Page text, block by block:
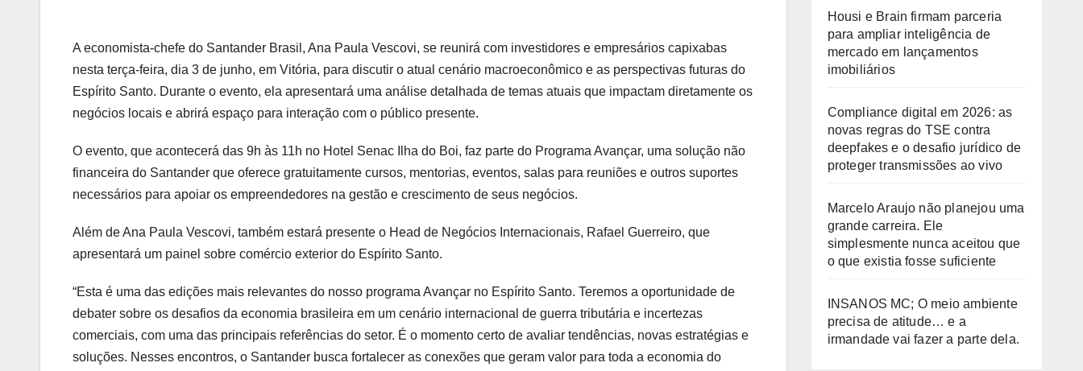
A economista-chefe do Santander Brasil, Ana Paula Vescovi, se reunirá com investidores e empresários capixabas
nesta terça-feira, dia 3 de junho, em Vitória, para discutir o atual cenário macroeconômico e as perspectivas futuras do
Espírito Santo. Durante o evento, ela apresentará uma análise detalhada de temas atuais que impactam diretamente os
negócios locais e abrirá espaço para interação com o público presente.
O evento, que acontecerá das 9h às 11h no Hotel Senac Ilha do Boi, faz parte do Programa Avançar, uma solução não
financeira do Santander que oferece gratuitamente cursos, mentorias, eventos, salas para reuniões e outros suportes
necessários para apoiar os empreendedores na gestão e crescimento de seus negócios.
Além de Ana Paula Vescovi, também estará presente o Head de Negócios Internacionais, Rafael Guerreiro, que
apresentará um painel sobre comércio exterior do Espírito Santo.
“Esta é uma das edições mais relevantes do nosso programa Avançar no Espírito Santo. Teremos a oportunidade de
debater sobre os desafios da economia brasileira em um cenário internacional de guerra tributária e incertezas
comerciais, com uma das principais referências do setor. É o momento certo de avaliar tendências, novas estratégias e
soluções. Nesses encontros, o Santander busca fortalecer as conexões que geram valor para toda a economia do
Housi e Brain firmam parceria
para ampliar inteligência de
mercado em lançamentos
imobiliários
Compliance digital em 2026: as
novas regras do TSE contra
deepfakes e o desafio jurídico de
proteger transmissões ao vivo
Marcelo Araujo não planejou uma
grande carreira. Ele
simplesmente nunca aceitou que
o que existia fosse suficiente
INSANOS MC; O meio ambiente
precisa de atitude… e a
irmandade vai fazer a parte dela.